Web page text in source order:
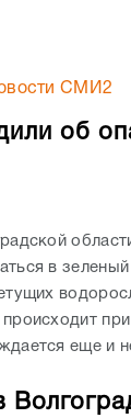
СМИ2
об
в
еще и